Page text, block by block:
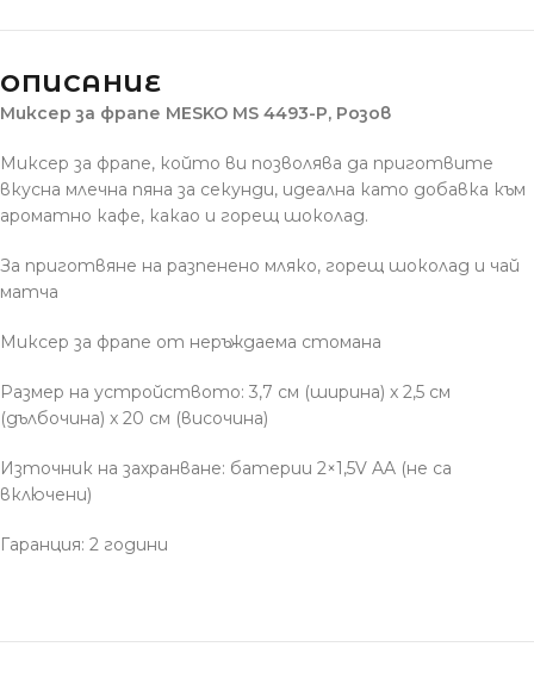
ОПИСАНИЕ
Миксер за фрапе MESKO MS 4493-P, Розов
Миксер за фрапе, който ви позволява да приготвите
вкусна млечна пяна за секунди, идеална като добавка към
ароматно кафе, какао и горещ шоколад.
За приготвяне на разпенено мляко, горещ шоколад и чай
матча
Миксер за фрапе от неръждаема стомана
Размер на устройството: 3,7 см (ширина) x 2,5 см
(дълбочина) x 20 см (височина)
Източник на захранване: батерии 2×1,5V AA (не са
включени)
Гаранция: 2 години